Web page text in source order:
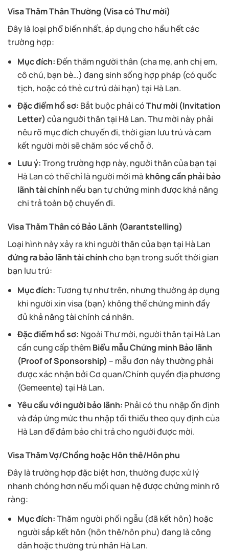
Visa Thăm Thân Thường (Visa có Thư mời)
Đây là loại phổ biến nhất, áp dụng cho hầu hết các
trường hợp:
Mục đích:Đến thăm người thân (cha mẹ, anh chị em,
cô chú, bạn bè…) đang sinh sống hợp pháp (có quốc
tịch, hoặc có thẻ cư trú dài hạn) tại Hà Lan.
Đặc điểm hồ sơ: Bắt buộc phải cóThư mời (Invitation
Letter) của người thân tại Hà Lan. Thư mời này phải
nêu rõ mục đích chuyến đi, thời gian lưu trú và cam
kết người mời sẽ chăm sóc về chỗ ở.
Lưu ý:Trong trường hợp này, người thân của bạn tại
Hà Lan có thể chỉ là người mời mà không cần phải bảo
lãnh tài chính nếu bạn tự chứng minh được khả năng
chi trả toàn bộ chuyến đi.
Visa Thăm Thân có Bảo Lãnh (Garantstelling)
Loại hình này xảy ra khi người thân của bạn tại Hà Lan
đứng ra bảo lãnh tài chínhcho bạn trong suốt thời gian
bạn lưu trú:
Mục đích:Tương tự như trên, nhưng thường áp dụng
khi người xin visa (bạn) không thể chứng minh đầy
đủ khả năng tài chính cá nhân.
Đặc điểm hồ sơ: Ngoài Thư mời, người thân tại Hà Lan
cần cung cấp thêm Biểu mẫu Chứng minh Bảo lãnh
(Proof of Sponsorship) – mẫu đơn này thường phải
được xác nhận bởi Cơ quan/Chính quyền địa phương
(Gemeente) tại Hà Lan.
Yêu cầu với người bảo lãnh: Phải có thu nhập ổn định
và đáp ứng mức thu nhập tối thiểu theo quy định của
Hà Lan để đảm bảo chi trả cho người được mời.
Visa Thăm Vợ/Chồng hoặc Hôn thê/Hôn phu
Đây là trường hợp đặc biệt hơn, thường được xử lý
nhanh chóng hơn nếu mối quan hệ được chứng minh rõ
ràng:
Mục đích:Thăm người phối ngẫu (đã kết hôn) hoặc
người sắp kết hôn (hôn thê/hôn phu) đang là công
dân hoặc thường trú nhân Hà Lan.